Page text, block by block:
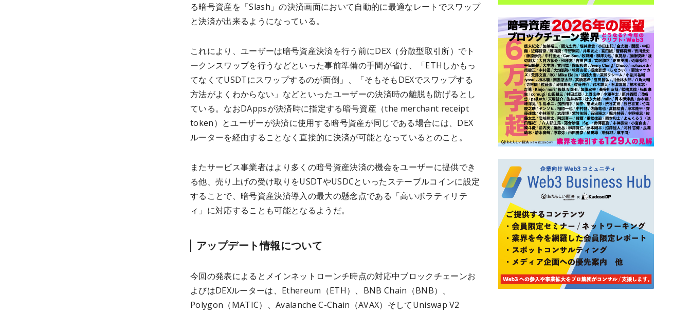
る暗号資産を「Slash」の決済画面において自動的に最適なレートでスワップ
と決済が出来るようになっている。
これにより、ユーザーは暗号資産決済を行う前にDEX（分散型取引所）でト
ークンスワップを行うなどといった事前準備の手間が省け、「ETHしかもっ
てなくてUSDTにスワップするのが面倒」、「そもそもDEXでスワップする
方法がよくわからない」などといったユーザーの決済時の離脱も防げるとし
ている。なおDAppsが決済時に指定する暗号資産（the merchant receipt
token）とユーザーが決済に使用する暗号資産が同じである場合には、DEX
ルーターを経由することなく直接的に決済が可能となっているとのこと。
またサービス事業者はより多くの暗号資産決済の機会をユーザーに提供でき
る他、売り上げの受け取りをUSDTやUSDCといったステーブルコインに設定
することで、暗号資産決済導入の最大の懸念点である「高いボラティリテ
ィ」に対応することも可能となるようだ。
アップデート情報について
今回の発表によるとメインネットローンチ時点の対応中ブロックチェーンお
よびはDEXルーターは、Ethereum（ETH）、BNB Chain（BNB）、
Polygon（MATIC）、Avalanche C-Chain（AVAX）そしてUniswap V2